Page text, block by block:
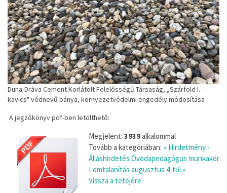
Duna-Dráva Cement Korlátolt Felelősségű Társaság, „Szárföld I. -
kavics" védnevű bánya, környezetvédelmi engedély módosítása
A jegzőkönyv pdf-ben letölthető:
Megjelent: 3939alkalommal
Tovább a kategóriában: « Hirdetmény -
Álláshirdetés Óvodapedagógus munkakör
Lomtalanítás augusztus 4-től »
Vissza a tetejére